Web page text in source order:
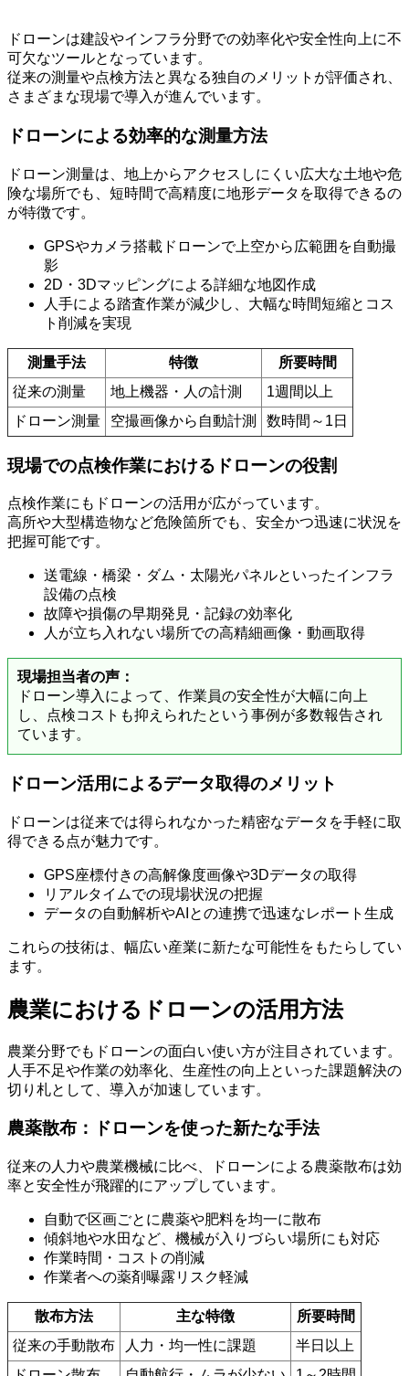
ドローンは建設やインフラ分野での効率化や安全性向上に不
可欠なツールとなっています。
従来の測量や点検方法と異なる独自のメリットが評価され、
さまざまな現場で導入が進んでいます。
ドローンによる効率的な測量方法
ドローン測量は、地上からアクセスしにくい広大な土地や危
険な場所でも、短時間で高精度に地形データを取得できるの
が特徴です。
GPSやカメラ搭載ドローンで上空から広範囲を自動撮
影
2D・3Dマッピングによる詳細な地図作成
人手による踏査作業が減少し、大幅な時間短縮とコス
ト削減を実現
測量手法 特徴
所要時間
従来の測量
地上機器・人の計測
1週間以上
ドローン測量
空撮画像から自動計測 数時間～1日
現場での点検作業におけるドローンの役割
点検作業にもドローンの活用が広がっています。
高所や大型構造物など危険箇所でも、安全かつ迅速に状況を
把握可能です。
送電線・橋梁・ダム・太陽光パネルといったインフラ
設備の点検
故障や損傷の早期発見・記録の効率化
人が立ち入れない場所での高精細画像・動画取得
現場担当者の声：
ドローン導入によって、作業員の安全性が大幅に向上
し、点検コストも抑えられたという事例が多数報告され
ています。
ドローン活用によるデータ取得のメリット
ドローンは従来では得られなかった精密なデータを手軽に取
得できる点が魅力です。
GPS座標付きの高解像度画像や3Dデータの取得
リアルタイムでの現場状況の把握
データの自動解析やAIとの連携で迅速なレポート生成
これらの技術は、幅広い産業に新たな可能性をもたらしてい
ます。
農業におけるドローンの活用方法
農業分野でもドローンの面白い使い方が注目されています。
人手不足や作業の効率化、生産性の向上といった課題解決の
切り札として、導入が加速しています。
農薬散布：ドローンを使った新たな手法
従来の人力や農業機械に比べ、ドローンによる農薬散布は効
率と安全性が飛躍的にアップしています。
自動で区画ごとに農薬や肥料を均一に散布
傾斜地や水田など、機械が入りづらい場所にも対応
作業時間・コストの削減
作業者への薬剤曝露リスク軽減
散布方法 主な特徴
所要時間
従来の手動散布
人力・均一性に課題
半日以上